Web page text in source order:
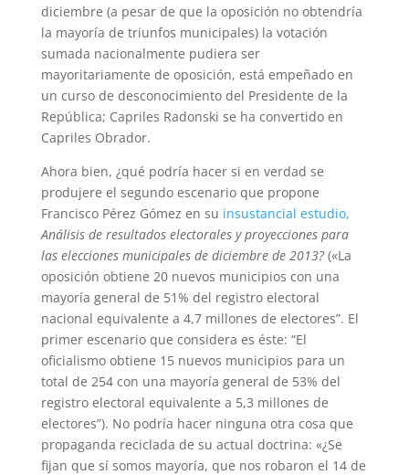
diciembre (a pesar de que la oposición no obtendría
la mayoría de triunfos municipales) la votación
sumada nacionalmente pudiera ser
mayoritariamente de oposición, está empeñado en
un curso de desconocimiento del Presidente de la
República; Capriles Radonski se ha convertido en
Capriles Obrador.
Ahora bien, ¿qué podría hacer si en verdad se
produjere el segundo escenario que propone
Francisco Pérez Gómez en su insustancial estudio,
Análisis de resultados electorales y proyecciones para
las elecciones municipales de diciembre de 2013?(«La
oposición obtiene 20 nuevos municipios con una
mayoría general de 51% del registro electoral
nacional equivalente a 4,7 millones de electores”. El
primer escenario que considera es éste: “El
oficialismo obtiene 15 nuevos municipios para un
total de 254 con una mayoría general de 53% del
registro electoral equivalente a 5,3 millones de
electores”). No podría hacer ninguna otra cosa que
propaganda reciclada de su actual doctrina: «¿Se
fijan que sí somos mayoría, que nos robaron el 14 de